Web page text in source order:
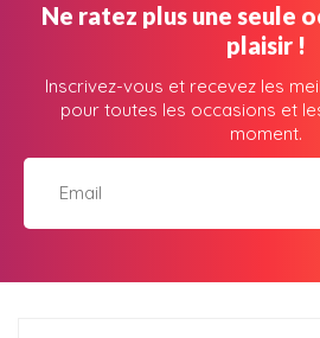
Ne ratez plus une seule
plaisir !
Inscrivez-vous et recevez les
pour toutes les occasions et
moment.